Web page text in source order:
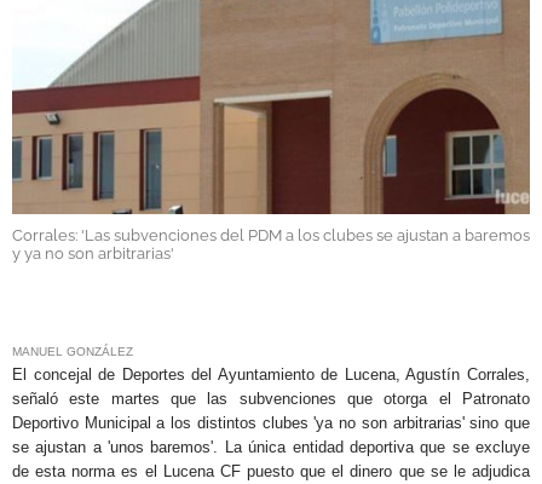
NECROLÓGICAS
GALERÍAS
Corrales: 'Las subvenciones del PDM a los clubes se ajustan a baremos
y ya no son arbitrarias'
MANUEL GONZÁLEZ
El concejal de Deportes del Ayuntamiento de Lucena, Agustín Corrales,
señaló este martes que las subvenciones que otorga el Patronato
Deportivo Municipal a los distintos clubes 'ya no son arbitrarias' sino que
se ajustan a 'unos baremos'. La única entidad deportiva que se excluye
de esta norma es el Lucena CF puesto que el dinero que se le adjudica